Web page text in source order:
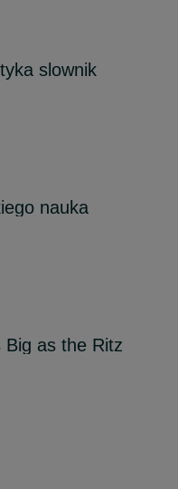
slownik
nauka
Big as the Ritz